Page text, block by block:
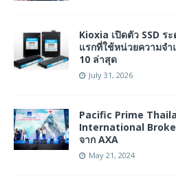
Kioxia เปิดตัว SSD ร
แรกที่ใช้หน่วยความจำ
10 ล่าสุด
July 31, 2026
Pacific Prime
International
จาก AXA
May 21, 2024